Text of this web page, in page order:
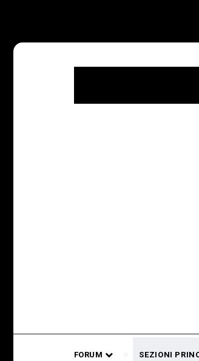
FORUM SEZIONI